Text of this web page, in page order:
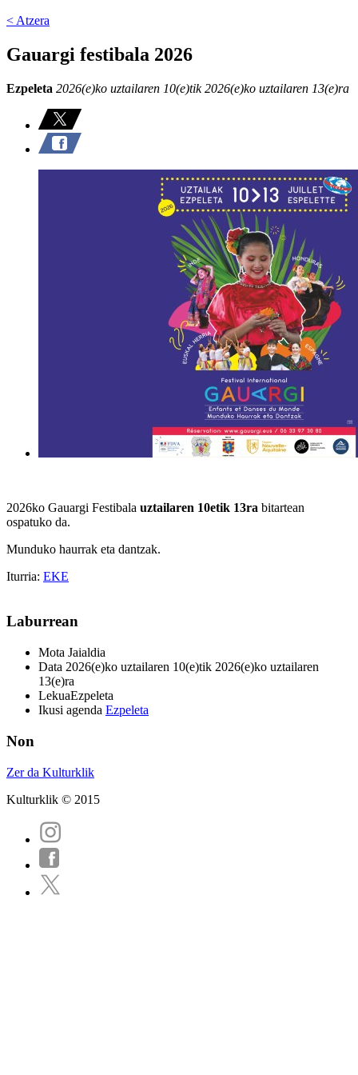
< Atzera
Gauargi festibala 2026
Ezpeleta 2026(e)ko uztailaren 10(e)tik 2026(e)ko uztailaren 13(e)ra
2026ko Gauargi Festibala uztailaren 10etik 13ra bitartean
ospatuko da.
Munduko haurrak eta dantzak.
Iturria: EKE
Laburrean
Mota Jaialdia
Data 2026(e)ko uztailaren 10(e)tik 2026(e)ko uztailaren
13(e)ra
LekuaEzpeleta
Ikusi agenda Ezpeleta
Non
Zer da Kulturklik
Kulturklik © 2015